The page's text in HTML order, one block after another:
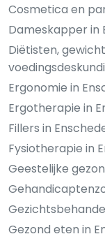
Cosmetica en
Dameskapper in
Diëtisten,
Ergonomie in
Ergotherapie in
Fillers in
Fysiotherapie in
Geestelijke
Gezond eten in